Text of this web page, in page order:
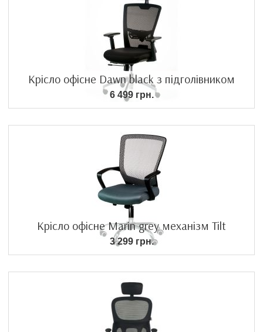
Крісло офісне Dawn black з підголівником
6 499 грн.
Крісло офісне Marin grey механізм Tilt
3 299 грн.